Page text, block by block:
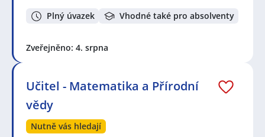
Plný úvazek Vhodné také pro absolventy
Zveřejněno: 4. srpna
Učitel - Matematika a Přírodní
vědy
Nutně vás hledají